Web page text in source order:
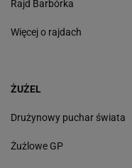
Rajd Barbórka
Więcej o rajdach
ŻUŻEL
Drużynowy puchar świata
Żużlowe GP